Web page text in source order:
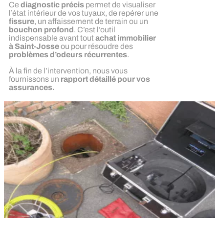
Ce diagnostic précis permet de visualiser
l’état intérieur de vos tuyaux, de repérer une
fissure, un affaissement de terrain ou un
bouchon profond. C’est l’outil
indispensable avant toutachat immobilier
à Saint-Josseou pour résoudre des
problèmes d’odeurs récurrentes.
À la fin de l’intervention, nous vous
fournissons un rapport détaillé pour vos
assurances.